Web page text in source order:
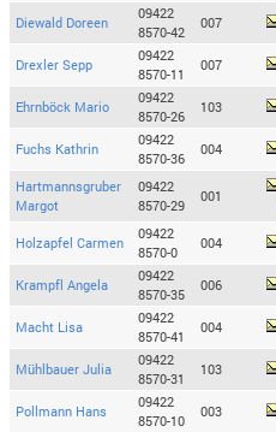
Diewald Doreen
09422
8570-42
007
Drexler Sepp
09422
8570-11
007
Ehrnböck Mario
09422
8570-26
103
Fuchs Kathrin
09422
8570-36
004
Hartmannsgruber
Margot
09422
8570-29
001
Holzapfel Carmen
09422
8570-0
004
Krampfl Angela
09422
8570-35
006
Macht Lisa
09422
8570-41
004
Mühlbauer Julia
09422
8570-31
103
Pollmann Hans
09422
8570-10
003